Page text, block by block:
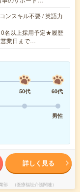
ンスキル不要 / 英語力
名以上採用予定★履歴
業日まで…
50代
60代
男性
詳しく見る
部 （医療福祉介護関連）